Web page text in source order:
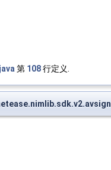
第 108行定义.